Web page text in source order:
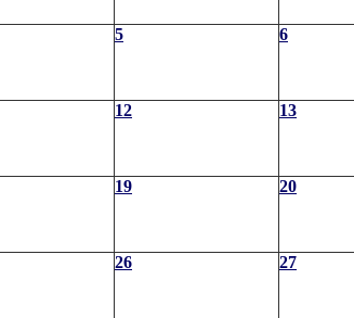
5 6
12 13
19 20
26 27